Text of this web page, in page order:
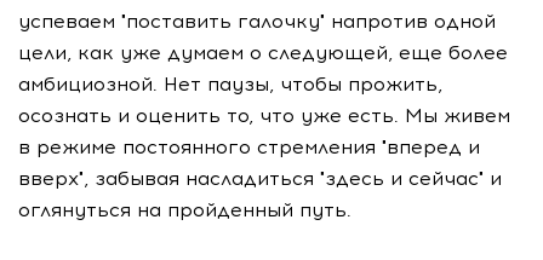
успеваем "поставить галочку" напротив одной
цели, как уже думаем о следующей, еще более
амбициозной. Нет паузы, чтобы прожить,
осознать и оценить то, что уже есть. Мы живем
в режиме постоянного стремления "вперед и
вверх", забывая насладиться "здесь и сейчас" и
оглянуться на пройденный путь.